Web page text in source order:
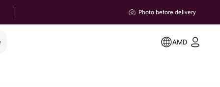
Photo before delivery
AMD